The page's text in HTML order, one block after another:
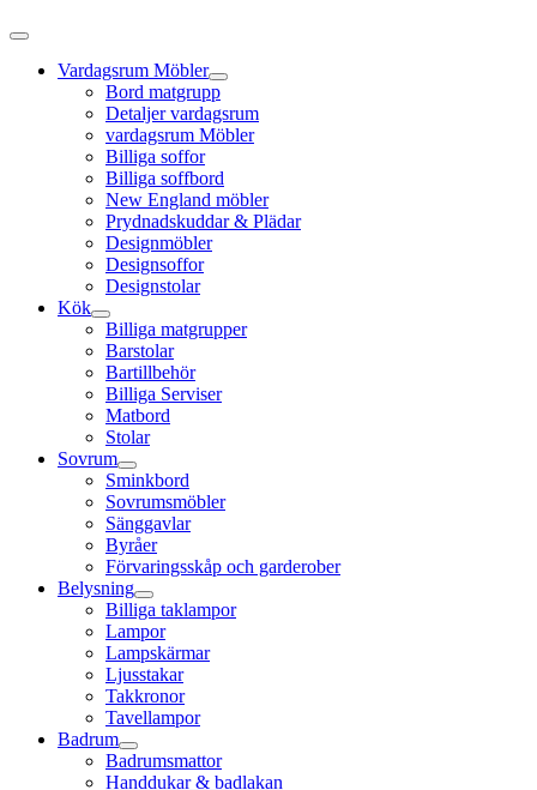
Vardagsrum Möbler
Bord matgrupp
Detaljer vardagsrum
vardagsrum Möbler
Billiga soffor
Billiga soffbord
New England möbler
Prydnadskuddar & Plädar
Designmöbler
Designsoffor
Designstolar
Kök
Billiga matgrupper
Barstolar
Bartillbehör
Billiga Serviser
Matbord
Stolar
Sovrum
Sminkbord
Sovrumsmöbler
Sänggavlar
Byråer
Förvaringsskåp och garderober
Belysning
Billiga taklampor
Lampor
Lampskärmar
Ljusstakar
Takkronor
Tavellampor
Badrum
Badrumsmattor
Handdukar & badlakan